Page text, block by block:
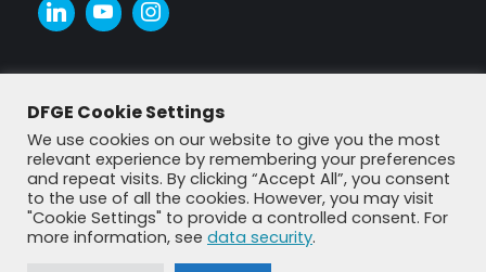
DFGE Cookie Settings
We use cookies on our website to give you the most
relevant experience by remembering your preferences
and repeat visits. By clicking “Accept All”, you consent
to the use of all the cookies. However, you may visit
"Cookie Settings" to provide a controlled consent. For
more information, see data security.